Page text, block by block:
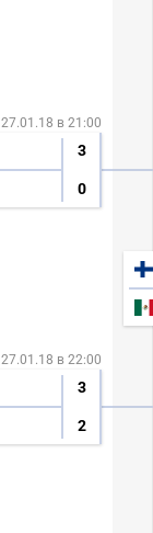
27.01.18 в 21:00
3
0
27.01.18 в 22:00
3
2